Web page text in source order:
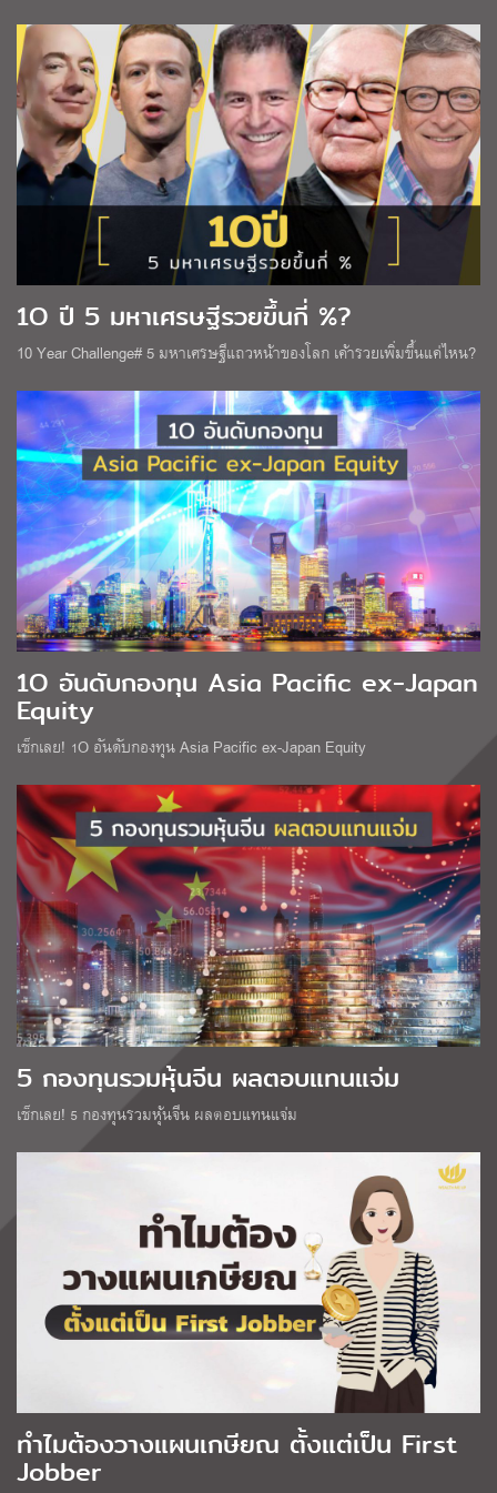
1O ปี 5 มหาเศรษฐีรวยขึ้นกี่ %?
10 Year Challenge# 5 มหาเศรษฐีแถวหน้าของโลก เค้ารวยเพิ่มขึ้นแค่ไหน?
1O อันดับกองทุน Asia Pacific ex-Japan
Equity
เช็กเลย! 1O อันดับกองทุน Asia Pacific ex-Japan Equity
5 กองทุนรวมหุ้นจีน ผลตอบแทนแจ่ม
เช็กเลย! 5 กองทุนรวมหุ้นจีน ผลตอบแทนแจ่ม
ทำไมต้องวางแผนเกษียณ ตั้งแต่เป็น First
Jobber